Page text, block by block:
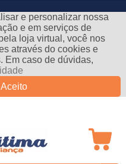
e personalizar nossa
e em serviços de
loja virtual, você nos
através do cookies e
Em caso de dúvidas,